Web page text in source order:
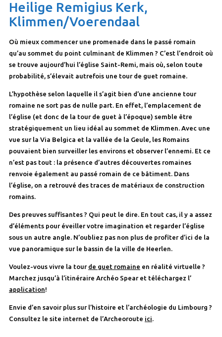
Heilige Remigius Kerk,
Klimmen/Voerendaal
Où mieux commencer une promenade dans le passé romain
qu’au sommet du point culminant de Klimmen ? C’est l’endroit où
se trouve aujourd’hui l’église Saint-Remi, mais où, selon toute
probabilité, s’élevait autrefois une tour de guet romaine.
L’hypothèse selon laquelle il s’agit bien d’une ancienne tour
romaine ne sort pas de nulle part. En effet, l’emplacement de
l’église (et donc de la tour de guet à l’époque) semble être
stratégiquement un lieu idéal au sommet de Klimmen. Avec une
vue sur la Via Belgica et la vallée de la Geule, les Romains
pouvaient bien surveiller les environs et observer l’ennemi. Et ce
n’est pas tout : la présence d’autres découvertes romaines
renvoie également au passé romain de ce bâtiment. Dans
l’église, on a retrouvé des traces de matériaux de construction
romains.
Des preuves suffisantes ? Qui peut le dire. En tout cas, il y a assez
d’éléments pour éveiller votre imagination et regarder l’église
sous un autre angle. N’oubliez pas non plus de profiter d’ici de la
vue panoramique sur le bassin de la ville de Heerlen.
Voulez-vous vivre la tour de guet romaine en réalité virtuelle ?
Marchez jusqu’à l’itinéraire Archéo Spear et téléchargez l’
application!
Envie d’en savoir plus sur l’histoire et l’archéologie du Limbourg ?
Consultez le site internet de l’Archeoroute ici.